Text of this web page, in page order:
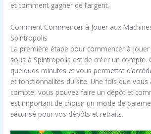
et comment gagner de l’argent.
Comment Commencer à Jouer aux
Spintropolis
La première étape pour commencer à
sous à Spintropolis est de créer un compte.
quelques minutes et vous permettra
et fonctionnalités du site. Une fois que vous
compte, vous pouvez faire un dépôt et
est important de choisir un mode de
sécurisé pour vos dépôts et retraits.